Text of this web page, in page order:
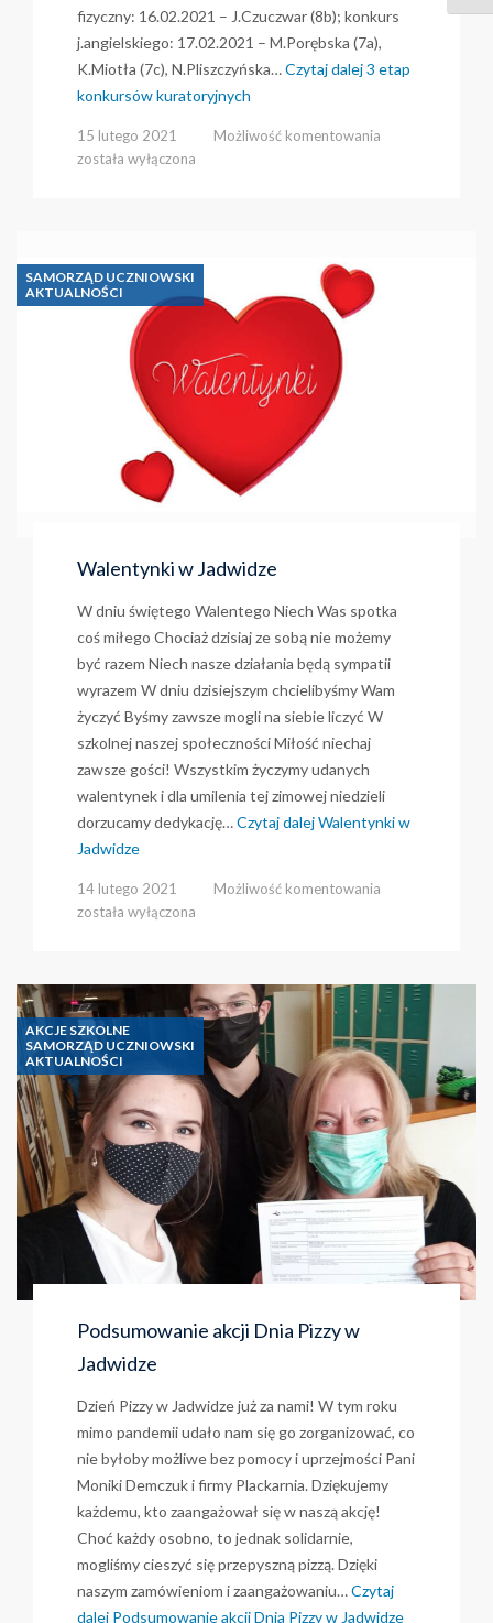
fizyczny: 16.02.2021 – J.Czuczwar (8b); konkurs
j.angielskiego: 17.02.2021 – M.Porębska (7a),
K.Miotła (7c), N.Pliszczyńska…Czytaj dalej3 etap
konkursów kuratoryjnych
15 lutego 2021 Możliwość komentowania
została wyłączona
SAMORZĄD UCZNIOWSKI
AKTUALNOŚCI
Walentynki w Jadwidze
W dniu świętego Walentego Niech Was spotka
coś miłego Chociaż dzisiaj ze sobą nie możemy
być razem Niech nasze działania będą sympatii
wyrazem W dniu dzisiejszym chcielibyśmy Wam
życzyć Byśmy zawsze mogli na siebie liczyć W
szkolnej naszej społeczności Miłość niechaj
zawsze gości! Wszystkim życzymy udanych
walentynek i dla umilenia tej zimowej niedzieli
dorzucamy dedykację…Czytaj dalejWalentynki w
Jadwidze
14 lutego 2021 Możliwość komentowania
została wyłączona
AKCJE SZKOLNE
SAMORZĄD UCZNIOWSKI
AKTUALNOŚCI
Podsumowanie akcji Dnia Pizzy w
Jadwidze
Dzień Pizzy w Jadwidze już za nami! W tym roku
mimo pandemii udało nam się go zorganizować, co
nie byłoby możliwe bez pomocy i uprzejmości Pani
Moniki Demczuk i firmy Plackarnia. Dziękujemy
każdemu, kto zaangażował się w naszą akcję!
Choć każdy osobno, to jednak solidarnie,
mogliśmy cieszyć się przepyszną pizzą. Dzięki
naszym zamówieniom i zaangażowaniu…Czytaj
dalej Podsumowanie akcji Dnia Pizzy w Jadwidze